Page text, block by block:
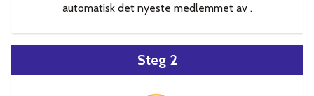
automatisk det nyeste medlemmet av .
Steg 2